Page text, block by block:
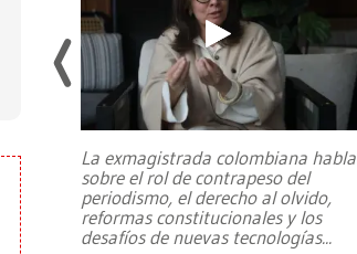
La exmagistrada colombiana habla
sobre el rol de contrapeso del
periodismo, el derecho al olvido,
reformas constitucionales y los
desafíos de nuevas tecnologías...